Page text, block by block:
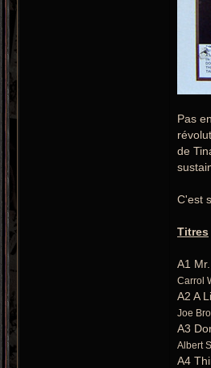
Pas
de
C'est
Titres
A1
Carrol
A2 A
Joe
A3
Albert
A4